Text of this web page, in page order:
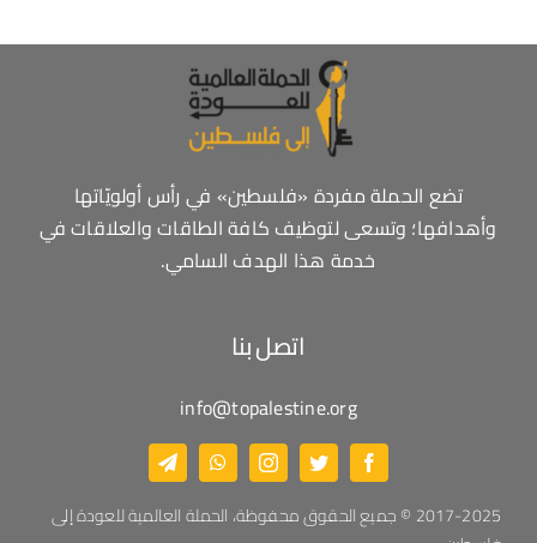
تضع الحملة مفردة «فلسطين» في رأس أولويّاتها
وأهدافها؛ وتسعى لتوظيف كافة الطاقات والعلاقات في
خدمة هذا الهدف السامي.
اتصل بنا
info@topalestine.org
2017-2025 © جميع الحقوق محفوظة، الحملة العالمية للعودة إلى